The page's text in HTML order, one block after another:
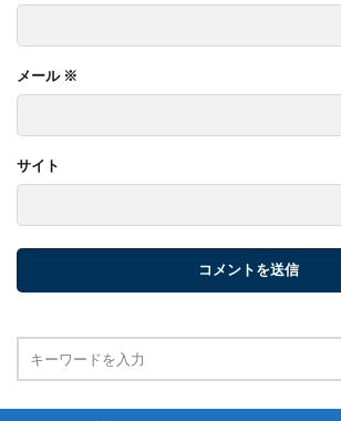
メール ※
サイト